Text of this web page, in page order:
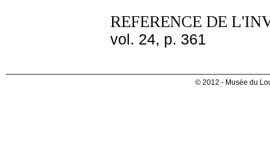
REFERENCE DE
vol. 24, p. 361
© 2012 - Musée du